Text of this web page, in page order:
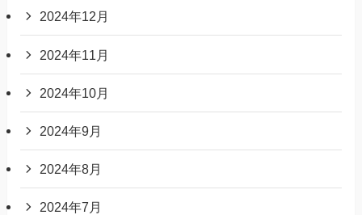
2024年12月
2024年11月
2024年10月
2024年9月
2024年8月
2024年7月